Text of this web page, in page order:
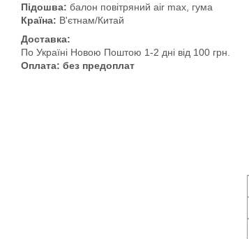
Підошва: балон повітряний air max, гума
Країна: В'єтнам/Китай
Доставка:
По Україні Новою Поштою 1-2 дні від 100 грн.
Оплата: без предоплат